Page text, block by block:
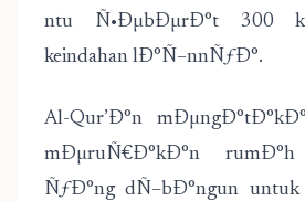
ntu Ñ•ÐµbÐµrÐ°t 300
keindahan lÐ°Ñ–nnÑƒÐ°.
Al-Qur’Ð°n
mÐµruÑ€Ð°kÐ°n
ÑƒÐ°ng dÑ–bÐ°ngun untuk